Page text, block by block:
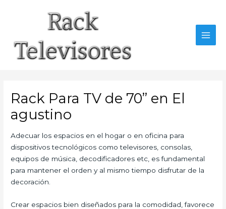
Rack Para TV de 70” en El
agustino
Adecuar los espacios en el hogar o en oficina para
dispositivos tecnológicos como televisores, consolas,
equipos de música, decodificadores etc, es fundamental
para mantener el orden y al mismo tiempo disfrutar de la
decoración.
Crear espacios bien diseñados para la comodidad, favorece